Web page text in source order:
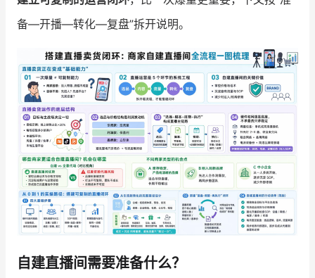
增长俱乐部 有赞商盟
商家社区 社群交流
合作共进
入驻有赞 认证代理商
认证服务商 设计服务商
有赞云 数据通服务
备—开播—转化—复盘”拆开说明。
自建直播间需要准备什么？